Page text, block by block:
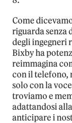
Come
riguarda senza
degli ingegneri
Bixby ha
reimmagina
con il telefono,
solo con la
troviamo e
adattandosi
anticipare i